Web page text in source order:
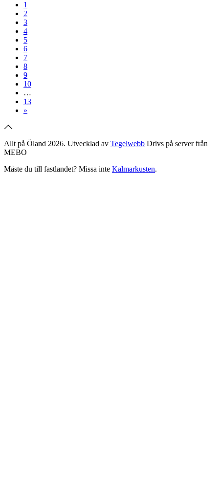
1
2
3
4
5
6
7
8
9
10
…
13
»
Allt på Öland 2026. Utvecklad av Tegelwebb Drivs på server från
MEBO
Måste du till fastlandet? Missa inte Kalmarkusten.